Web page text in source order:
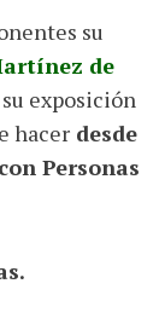
su
de
exposición
hacer desde
Personas